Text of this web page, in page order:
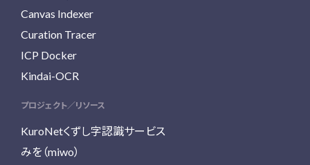
Canvas Indexer
Curation Tracer
ICP Docker
Kindai-OCR
プロジェクト／リソース
KuroNetくずし字認識サービス
みを（miwo）